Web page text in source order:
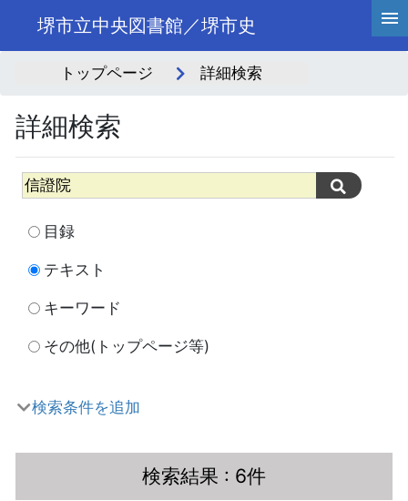
堺市立中央図書館／堺市史
トップページ 詳細検索
詳細検索
目録
テキスト
キーワード
その他(トップページ等)
検索条件を追加
検索結果 : 6件